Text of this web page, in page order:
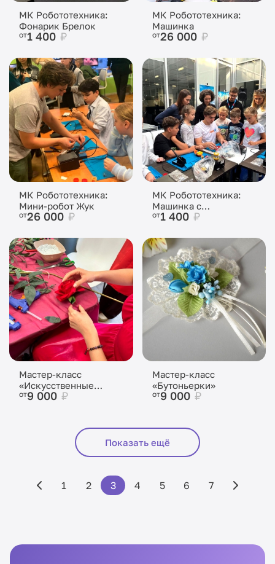
МК Робототехника:
Фонарик Брелок
от1 400 ₽
МК Робототехника:
Машинка
от26 000 ₽
МК Робототехника:
Мини-робот Жук
от26 000 ₽
МК Робототехника:
Машинка с
пропеллером
от1 400 ₽
Мастер-класс
«Искусственные
цветы»
от9 000 ₽
Мастер-класс
«Бутоньерки»
от9 000 ₽
Показать ещё
1 2 3 4 5 6 7